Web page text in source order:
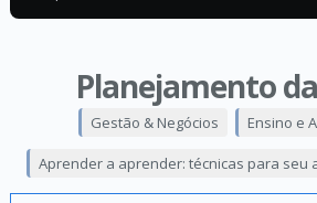
Planejamento
Gestão & Negócios Ensino e
Aprender a aprender: técnicas para seu